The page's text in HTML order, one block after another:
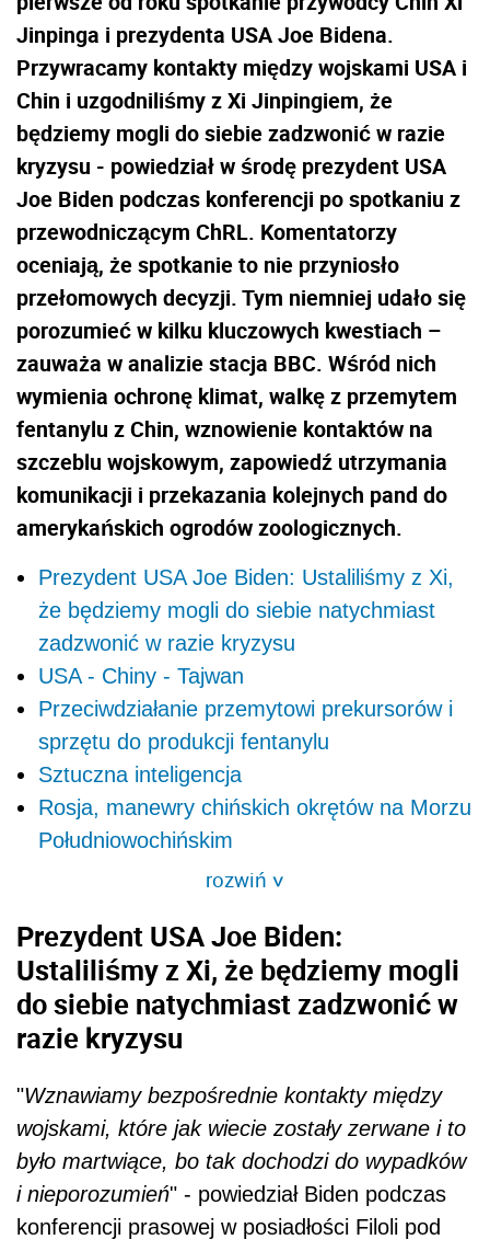
Jinpinga i prezydenta USA Joe Bidena.
Przywracamy kontakty między wojskami USA i
Chin i uzgodniliśmy z Xi Jinpingiem, że
będziemy mogli do siebie zadzwonić w razie
kryzysu - powiedział w środę prezydent USA
Joe Biden podczas konferencji po spotkaniu z
przewodniczącym ChRL. Komentatorzy
oceniają, że spotkanie to nie przyniosło
przełomowych decyzji. Tym niemniej udało się
porozumieć w kilku kluczowych kwestiach –
zauważa w analizie stacja BBC. Wśród nich
wymienia ochronę klimat, walkę z przemytem
fentanylu z Chin, wznowienie kontaktów na
szczeblu wojskowym, zapowiedź utrzymania
komunikacji i przekazania kolejnych pand do
amerykańskich ogrodów zoologicznych.
Prezydent USA Joe Biden: Ustaliliśmy z Xi,
że będziemy mogli do siebie natychmiast
zadzwonić w razie kryzysu
USA - Chiny - Tajwan
Przeciwdziałanie przemytowi prekursorów i
sprzętu do produkcji fentanylu
Sztuczna inteligencja
Rosja, manewry chińskich okrętów na Morzu
Południowochińskim
rozwiń>
Prezydent USA Joe Biden:
Ustaliliśmy z Xi, że będziemy mogli
do siebie natychmiast zadzwonić w
razie kryzysu
"Wznawiamy bezpośrednie kontakty między
wojskami, które jak wiecie zostały zerwane i to
było martwiące, bo tak dochodzi do wypadków
i nieporozumień" - powiedział Biden podczas
konferencji prasowej w posiadłości Filoli pod